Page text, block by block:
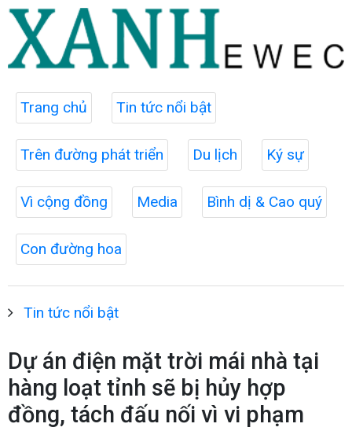
Trang chủ Tin tức nổi bật
Trên đường phát triển Du lịch Ký sự
Vì cộng đồng Media Bình dị & Cao quý
Con đường hoa
Tin tức nổi bật
Dự án điện mặt trời mái nhà tại
hàng loạt tỉnh sẽ bị hủy hợp
đồng, tách đấu nối vì vi phạm